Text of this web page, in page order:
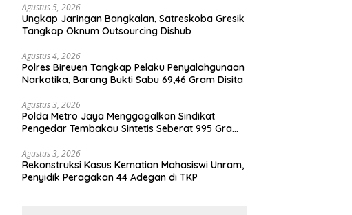
Agustus 5, 2026
Ungkap Jaringan Bangkalan, Satreskoba Gresik
Tangkap Oknum Outsourcing Dishub
Agustus 4, 2026
Polres Bireuen Tangkap Pelaku Penyalahgunaan
Narkotika, Barang Bukti Sabu 69,46 Gram Disita
Agustus 3, 2026
Polda Metro Jaya Menggagalkan Sindikat
Pengedar Tembakau Sintetis Seberat 995 Gram
Melalui Media Sosial
Agustus 3, 2026
Rekonstruksi Kasus Kematian Mahasiswi Unram,
Penyidik Peragakan 44 Adegan di TKP